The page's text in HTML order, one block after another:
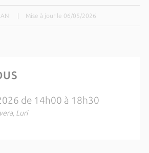
Mise à jour le 06/05/2026
de 14h00 à 18h30
Luri